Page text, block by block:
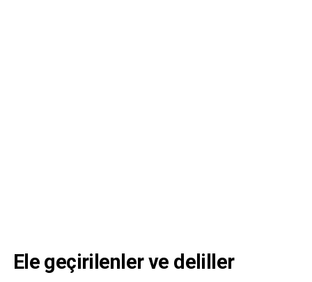
Ele geçirilenler ve deliller